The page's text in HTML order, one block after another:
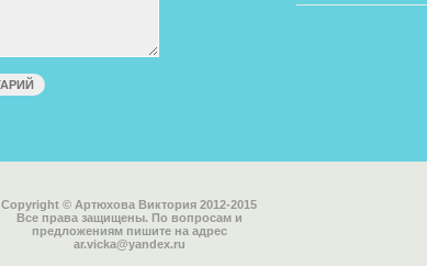
Copyright © Артюхова Виктория 2012-2015
Все права защищены. По вопросам и
предложениям пишите на адрес
ar.vicka@yandex.ru